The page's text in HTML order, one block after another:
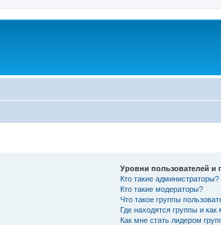
Уровни пользователей и
Кто такие администраторы?
Кто такие модераторы?
Что такое группы
Где находятся группы и
Как мне стать лидером